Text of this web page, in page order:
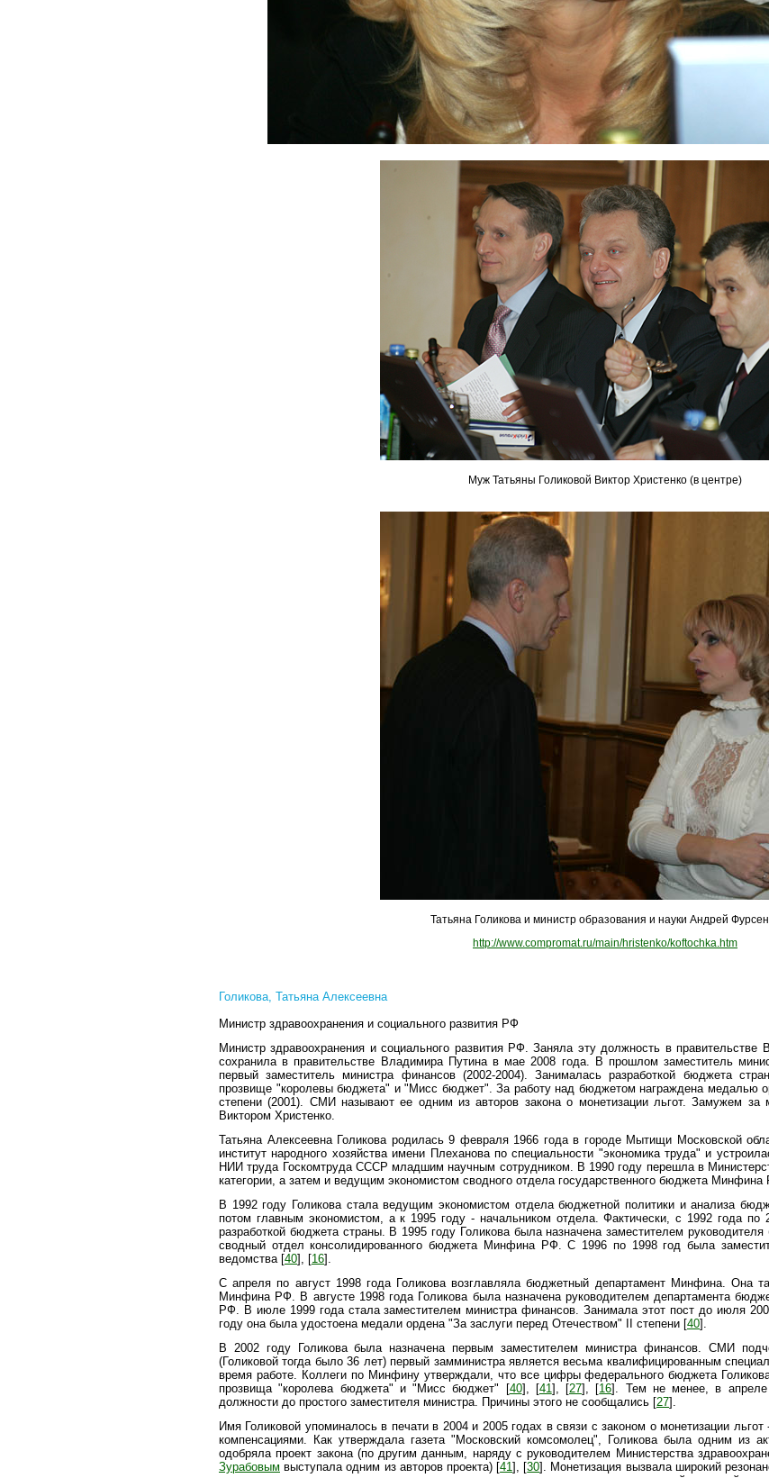
Муж Татьяны Голиковой Виктор Христенко (в центре)
Татьяна Голикова и министр образования и науки Андрей
http://www.compromat.ru/main/hristenko/koftochka.htm
Голикова, Татьяна Алексеевна
Министр здравоохранения и социального развития РФ
Министр здравоохранения и социального развития РФ. Заняла эту должность в правительстве
сохранила в правительстве Владимира Путина в мае 2008 года. В прошлом заместитель
первый заместитель министра финансов (2002-2004). Занималась разработкой бюджета
прозвище "королевы бюджета" и "Мисс бюджет". За работу над бюджетом награждена медалью
степени (2001). СМИ называют ее одним из авторов закона о монетизации льгот. Замужем за
Виктором Христенко.
Татьяна Алексеевна Голикова родилась 9 февраля 1966 года в городе Мытищи Московской
институт народного хозяйства имени Плеханова по специальности "экономика труда" и
НИИ труда Госкомтруда СССР младшим научным сотрудником. В 1990 году перешла в
категории, а затем и ведущим экономистом сводного отдела государственного бюджета
В 1992 году Голикова стала ведущим экономистом отдела бюджетной политики и анализа
потом главным экономистом, а к 1995 году - начальником отдела. Фактически, с 1992 года по
разработкой бюджета страны. В 1995 году Голикова была назначена заместителем
сводный отдел консолидированного бюджета Минфина РФ. С 1996 по 1998 год была
ведомства [40], [16].
С апреля по август 1998 года Голикова возглавляла бюджетный департамент Минфина. Она
Минфина РФ. В августе 1998 года Голикова была назначена руководителем департамента
РФ. В июле 1999 года стала заместителем министра финансов. Занимала этот пост до июля
году она была удостоена медали ордена "За заслуги перед Отечеством" II степени [40].
В 2002 году Голикова была назначена первым заместителем министра финансов. СМИ
(Голиковой тогда было 36 лет) первый замминистра является весьма квалифицированным
время работе. Коллеги по Минфину утверждали, что все цифры федерального бюджета
прозвища "королева бюджета" и "Мисс бюджет" [40], [41], [27], [16]. Тем не менее, в апреле
должности до простого заместителя министра. Причины этого не сообщались [27].
Имя Голиковой упоминалось в печати в 2004 и 2005 годах в связи с законом о монетизации
компенсациями. Как утверждала газета "Московский комсомолец", Голикова была одним из
одобряла проект закона (по другим данным, наряду с руководителем Министерства
Зурабовым выступала одним из авторов проекта) [41], [30]. Монетизация вызвала широкий